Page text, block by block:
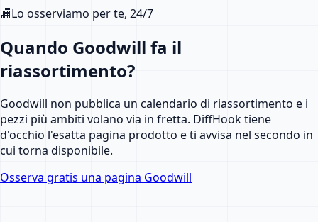
🏬Lo osserviamo per te, 24/7
Quando Goodwill fa il
riassortimento?
Goodwill non pubblica un calendario di riassortimento e i
pezzi più ambiti volano via in fretta. DiffHook tiene
d'occhio l'esatta pagina prodotto e ti avvisa nel secondo in
cui torna disponibile.
Osserva gratis una pagina Goodwill